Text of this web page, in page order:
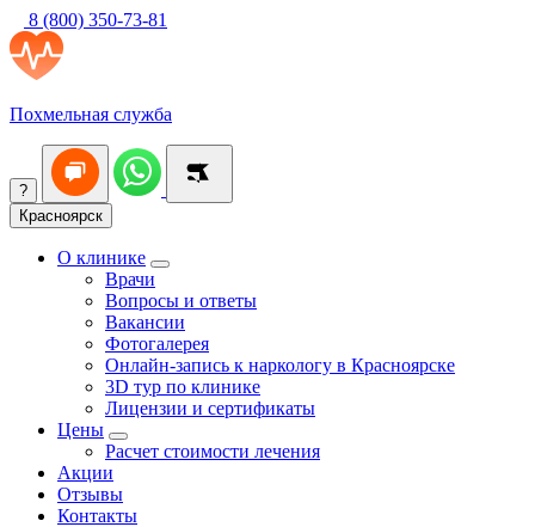
8 (800) 350-73-81
Похмельная служба
?
Красноярск
О клинике
Врачи
Вопросы и ответы
Вакансии
Фотогалерея
Онлайн-запись к наркологу в Красноярске
3D тур по клинике
Лицензии и сертификаты
Цены
Расчет стоимости лечения
Акции
Отзывы
Контакты